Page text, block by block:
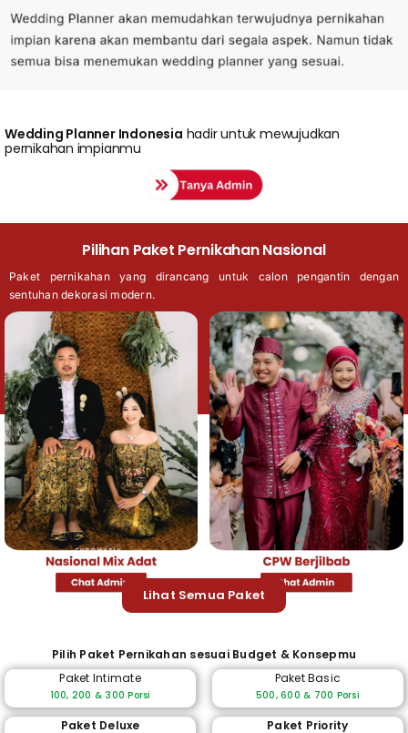
Wedding Planner Indonesia hadir untuk mewujudkan
pernikahan impianmu
Pilihan Paket Pernikahan Nasional
Paket pernikahan yang dirancang untuk calon pengantin dengan
sentuhan dekorasi modern.
Lihat Semua Paket
Pilih Paket Pernikahan sesuai Budget & Konsepmu
Paket Intimate
100, 200 & 300 Porsi
Paket Basic
500, 600 & 700 Porsi
Paket Deluxe Paket Priority